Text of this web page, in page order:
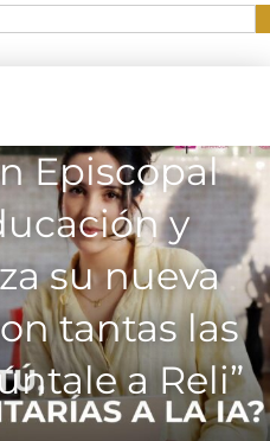
Episcopal
y
su nueva
tantas las
a Reli”